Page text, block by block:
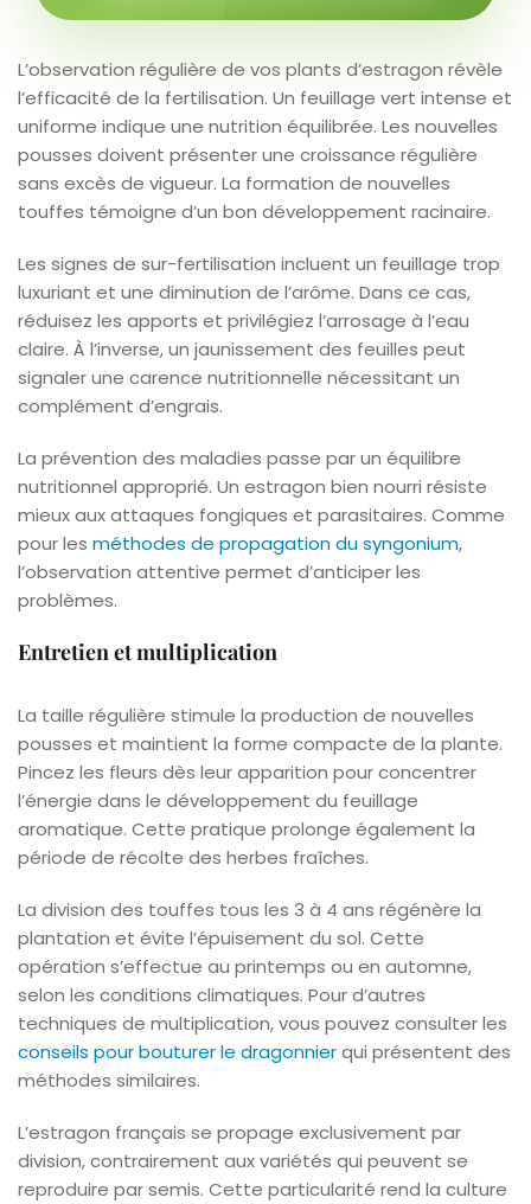
L’observation régulière de vos plants d’estragon révèle
l’efficacité de la fertilisation. Un feuillage vert intense et
uniforme indique une nutrition équilibrée. Les nouvelles
pousses doivent présenter une croissance régulière
sans excès de vigueur. La formation de nouvelles
touffes témoigne d’un bon développement racinaire.
Les signes de sur-fertilisation incluent un feuillage trop
luxuriant et une diminution de l’arôme. Dans ce cas,
réduisez les apports et privilégiez l’arrosage à l’eau
claire. À l’inverse, un jaunissement des feuilles peut
signaler une carence nutritionnelle nécessitant un
complément d’engrais.
La prévention des maladies passe par un équilibre
nutritionnel approprié. Un estragon bien nourri résiste
mieux aux attaques fongiques et parasitaires. Comme
pour les méthodes de propagation du syngonium,
l’observation attentive permet d’anticiper les
problèmes.
Entretien et multiplication
La taille régulière stimule la production de nouvelles
pousses et maintient la forme compacte de la plante.
Pincez les fleurs dès leur apparition pour concentrer
l’énergie dans le développement du feuillage
aromatique. Cette pratique prolonge également la
période de récolte des herbes fraîches.
La division des touffes tous les 3 à 4 ans régénère la
plantation et évite l’épuisement du sol. Cette
opération s’effectue au printemps ou en automne,
selon les conditions climatiques. Pour d’autres
techniques de multiplication, vous pouvez consulter les
conseils pour bouturer le dragonnierqui présentent des
méthodes similaires.
L’estragon français se propage exclusivement par
division, contrairement aux variétés qui peuvent se
reproduire par semis. Cette particularité rend la culture